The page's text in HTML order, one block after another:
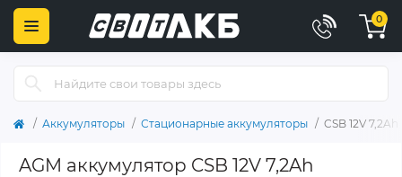
0
Аккумуляторы Стационарные аккумуляторы CSB 12V 7,2Ah
AGM аккумулятор CSB 12V 7,2Ah